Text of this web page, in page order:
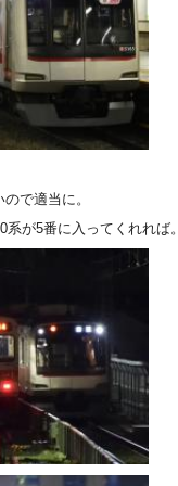
で適当に。
が5番に入ってくれれば。